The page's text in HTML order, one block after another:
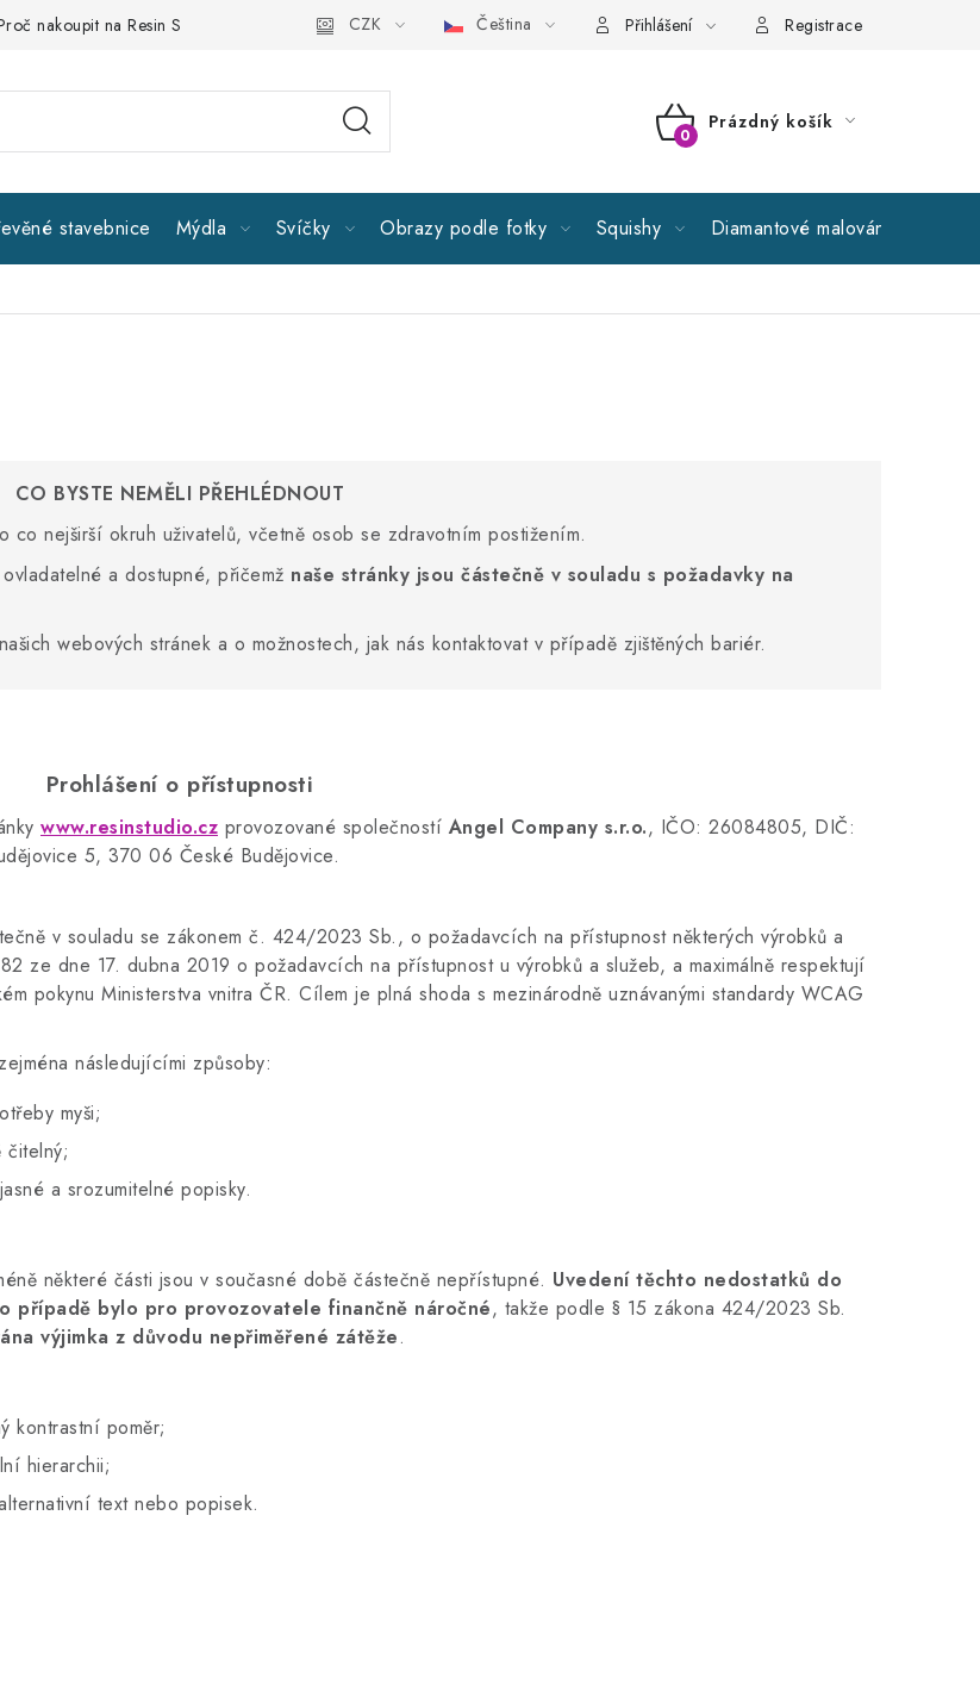
nakoupit na Resin Studiu Sledujte nás Všeobecné obchodní podmínky GDPR Reklamační řád
CZK Čeština Přihlášení Registrace
NÁKUPNÍ
Prázdný košík
stavebnice Mýdla Svíčky Obrazy podle fotky Squishy Diamantové malování
CO BYSTE NEMĚLI PŘEHLÉDNOUT
nejširší okruh uživatelů, včetně osob se zdravotním postižením.
a dostupné, přičemž naše stránky jsou částečně v souladu s požadavky na
webových stránek a o možnostech, jak nás kontaktovat v případě zjištěných bariér.
Prohlášení o přístupnosti
www.resinstudio.cz provozované společností Angel Company s.r.o., IČO: 26084805, DIČ:
5, 370 06 České Budějovice.
v souladu se zákonem č. 424/2023 Sb., o požadavcích na přístupnost některých výrobků a
ze dne 17. dubna 2019 o požadavcích na přístupnost u výrobků a služeb, a maximálně respektují
pokynu Ministerstva vnitra ČR. Cílem je plná shoda s mezinárodně uznávanými standardy WCAG
následujícími způsoby:
myši;
čitelný;
a srozumitelné popisky.
některé části jsou v současné době částečně nepřístupné. Uvedení těchto nedostatků do
případě bylo pro provozovatele finančně náročné, takže podle § 15 zákona 424/2023 Sb.
výjimka z důvodu nepřiměřené zátěže.
kontrastní poměr;
hierarchii;
text nebo popisek.